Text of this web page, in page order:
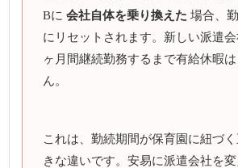
Bに会社自体を乗り換えた 場合、
にリセットされます。新しい派遣
ヶ月間継続勤務するまで有給休暇
ん。
これは、勤続期間が保育園に紐づ
きな違いです。安易に派遣会社を変